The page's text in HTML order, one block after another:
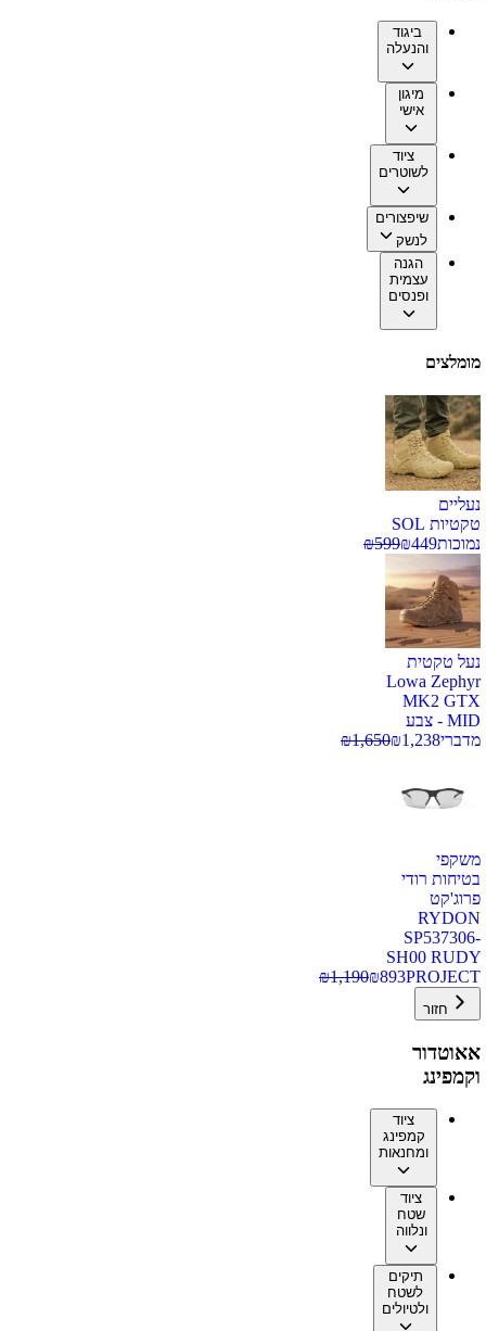
ביגוד
והנעלה
מיגון
אישי
ציוד
לשוטרים
שיפצורים
לנשק
הגנה
עצמית
ופנסים
מומלצים
נעליים
טקטיות SOL
נמוכות
₪449
₪599
נעל טקטית
Lowa Zephyr
MK2 GTX
MID - צבע
מדברי
₪1,238
₪1,650
משקפי
בטיחות רודי
פרוג'קט
RYDON
SP537306-
SH00 RUDY
PROJECT
₪893
₪1,190
חזור
אאוטדור
וקמפינג
ציוד
קמפינג
ומחנאות
ציוד
שטח
ונלווה
תיקים
לשטח
ולטיולים